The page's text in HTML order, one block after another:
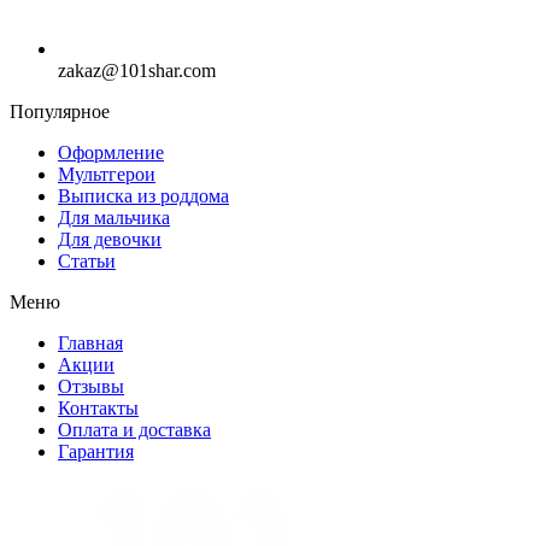
zakaz@101shar.com
Популярное
Оформление
Мультгерои
Выписка из роддома
Для мальчика
Для девочки
Статьи
Меню
Главная
Акции
Отзывы
Контакты
Оплата и доставка
Гарантия